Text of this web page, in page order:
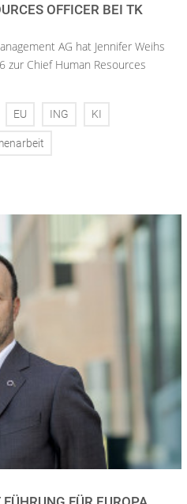
OFFICER BEI TK
AG hat Jennifer Weihs
zur Chief Human Resources
EU ING KI